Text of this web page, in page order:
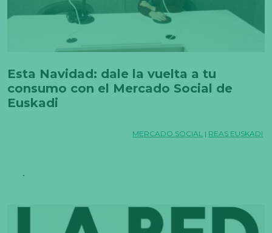
Esta Navidad: dale la vuelta a tu
consumo con el Mercado Social de
Euskadi
MERCADO SOCIAL | REAS EUSKADI